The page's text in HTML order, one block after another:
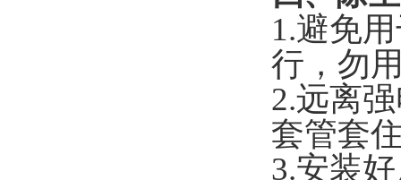
1.避免
行，勿
2.远离
套管套
3.安装